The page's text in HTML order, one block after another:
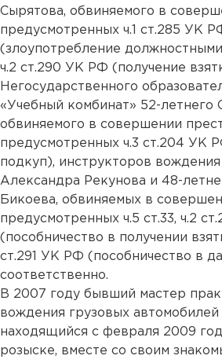
Сырятова, обвиняемого в
предусмотренных ч.1 ст.285 УК
(злоупотребление
ч.2 ст.290 УК РФ (получение
Негосударственного
«Учебный комбинат» 52-летнего
обвиняемого в совершении
предусмотренных ч.3 ст.204 УК
подкуп), инструкторов
Александра Рекунова и 48-
Бикоева, обвиняемых в
предусмотренных ч.5 ст.33, ч.2
(пособничество в получении
ст.291 УК РФ (пособничество в
соответственно.
В 2007 году бывший мастер
вождения грузовых
находящийся с февраля 2009
розыске, вместе со своим